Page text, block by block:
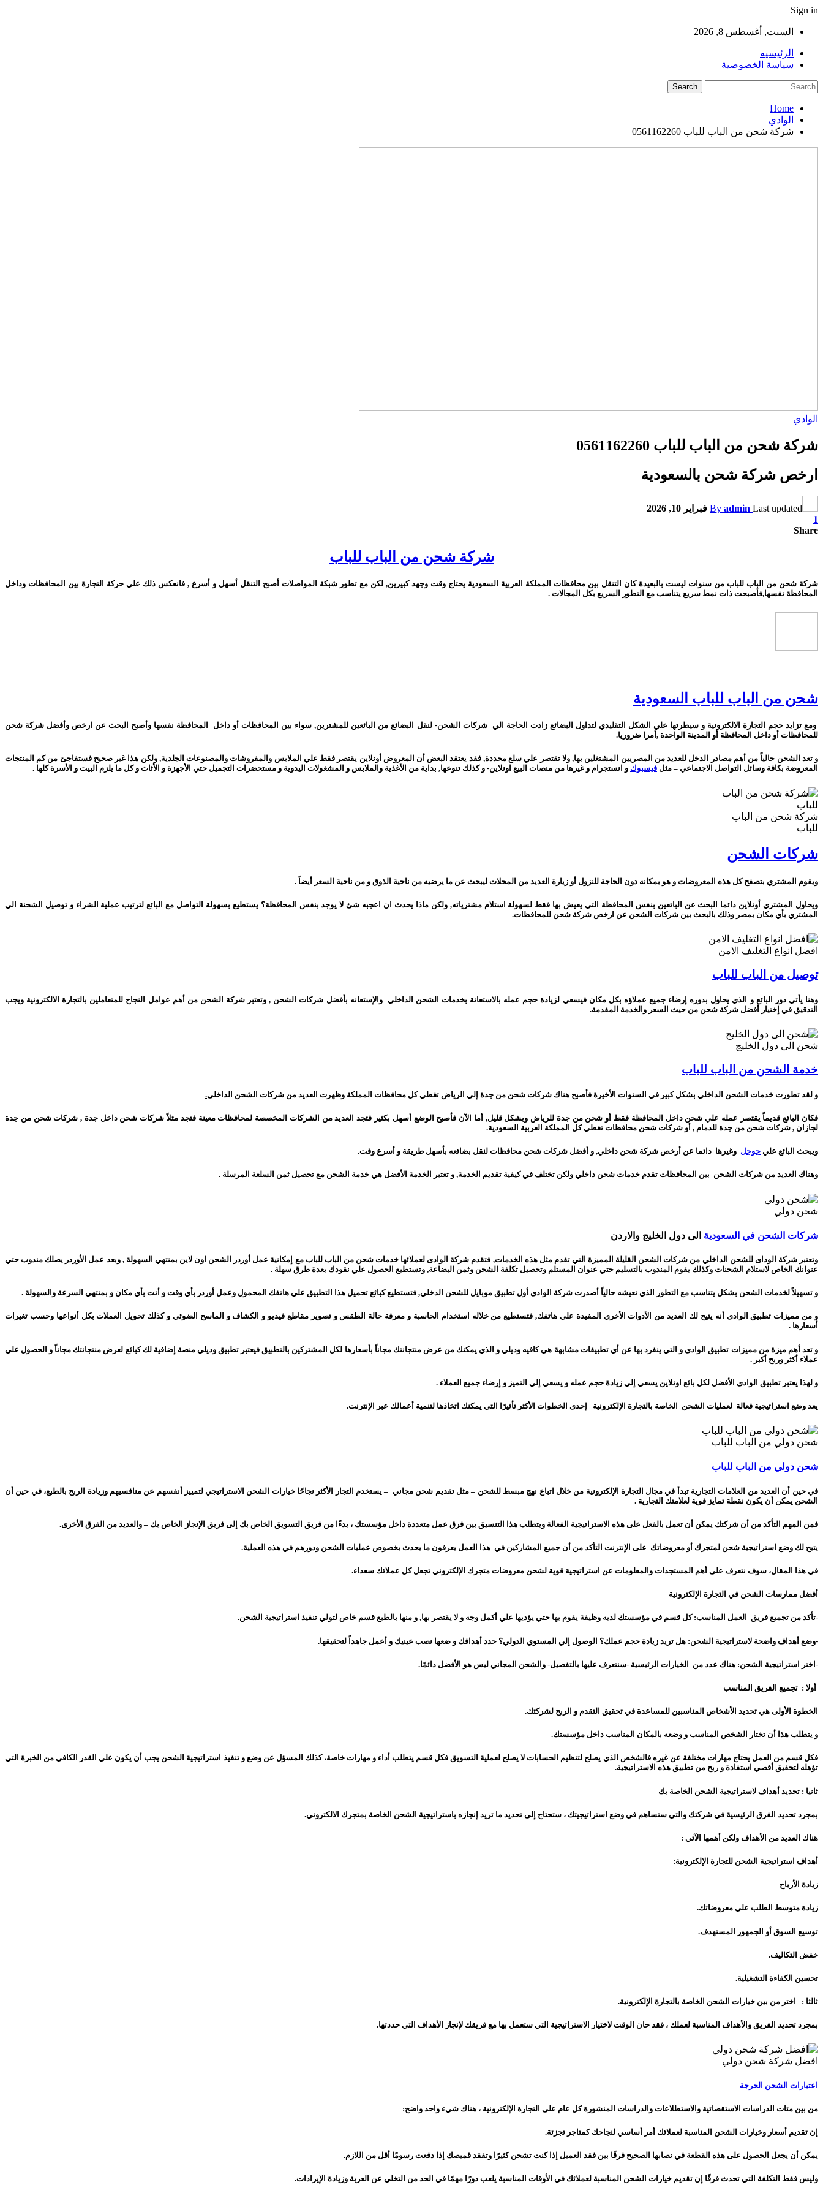
Sign in
السبت, أغسطس 8, 2026
الرئيسيه
سياسة الخصوصية
Home
الوادي
شركة شحن من الباب للباب 0561162260
الوادي
شركة شحن من الباب للباب 0561162260
ارخص شركة شحن بالسعودية
By admin Last updated
فبراير 10, 2026
1
Share
شركة شحن من الباب للباب
شركة شحن من الباب للباب من سنوات ليست بالبعيدة كان التنقل بين محافظات المملكة العربية السعودية يحتاج وقت وجهد كبيرين, لكن مع تطور شبكة المواصلات أصبح التنقل أسهل و أسرع , فانعكس ذلك علي حركة التجارة بين المحافظات وداخل
المحافظة نفسها,فأصبحت ذات نمط سريع يتناسب مع التطور السريع بكل المجالات .
شحن من الباب للباب السعودية
ومع تزايد حجم التجارة الالكترونية و سيطرتها علي الشكل التقليدي لتداول البضائع زادت الحاجة الي شركات الشحن- لنقل البضائع من البائعين للمشترين, سواء بين المحافظات أو داخل المحافظة نفسها وأصبح البحث عن ارخص وأفضل شركة شحن
للمحافظات أو داخل المحافظة أو المدينة الواحدة ,أمرا ضروريا.
و تعد الشحن حالياً من أهم مصادر الدخل للعديد من المصريين المشتغلين بها, ولا تقتصر علي سلع محددة, فقد يعتقد البعض أن المعروض أونلاين يقتصر فقط علي الملابس والمفروشات والمصنوعات الجلدية, ولكن هذا غير صحيح فستفاجئ من كم المنتجات
المعروضة بكافة وسائل التواصل الاجتماعي – مثل فيسبوك و انستجرام و غيرها من منصات البيع اونلاين- و كذلك تنوعها, بداية من الأغذية والملابس و المشغولات اليدوية و مستحضرات التجميل حتي الأجهزة و الأثاث و كل ما يلزم البيت و الأسرة كلها .
شركة شحن من الباب
للباب
شركات الشحن
ويقوم المشتري بتصفح كل هذه المعروضات و هو بمكانه دون الحاجة للنزول أو زيارة العديد من المحلات ليبحث عن ما يرضيه من ناحية الذوق و من ناحية السعر أيضاً .
ويحاول المشتري أونلاين دائما البحث عن البائعين بنفس المحافظة التي يعيش بها فقط لسهولة استلام مشترياته, ولكن ماذا يحدث ان اعجبه شئ لا يوجد بنفس المحافظة؟ يستطيع بسهولة التواصل مع البائع لترتيب عملية الشراء و توصيل الشحنة الي
المشتري بأي مكان بمصر وذلك بالبحث بين شركات الشحن عن ارخص شركة شحن للمحافظات.
افضل انواع التغليف الامن
توصيل من الباب للباب
وهنا يأتي دور البائع و الذي يحاول بدوره إرضاء جميع عملاؤه بكل مكان فيسعي لزيادة حجم عمله بالاستعانة بخدمات الشحن الداخلي والإستعانه بأفضل شركات الشحن , وتعتبر شركة الشحن من أهم عوامل النجاح للمتعاملين بالتجارة الالكترونية ويجب
التدقيق في إختيار أفضل شركة شحن من حيث السعر والخدمة المقدمة.
شحن الى دول الخليج
خدمة الشحن من الباب للباب
و لقد تطورت خدمات الشحن الداخلي بشكل كبير في السنوات الأخيرة فأصبح هناك شركات شحن من جدة إلي الرياض تغطي كل محافظات المملكة وظهرت العديد من شركات الشحن الداخلى.
فكان البائع قديماً يقتصر عمله علي شحن داخل المحافظة فقط أو شحن من جدة للرياض وبشكل قليل, أما الآن فأصبح الوضع أسهل بكثير فتجد العديد من الشركات المخصصة لمحافظات معينة فتجد مثلاً شركات شحن داخل جدة , شركات شحن من جدة
لجازان , شركات شحن من جدة للدمام , أو شركات شحن محافظات تغطي كل المملكة العربية السعودية.
ويبحث البائع علي جوجل وغيرها دائما عن أرخص شركة شحن داخلي, و أفضل شركات شحن محافظات لنقل بضائعه بأسهل طريقة و أسرع وقت.
وهناك العديد من شركات الشحن بين المحافظات تقدم خدمات شحن داخلي ولكن تختلف في كيفية تقديم الخدمة, و تعتبر الخدمة الأفضل هي خدمة الشحن مع تحصيل ثمن السلعة المرسلة .
شحن دولي
شركات الشحن في السعودية الى دول الخليج والاردن
وتعتبر شركة الوداى للشحن الداخلي من شركات الشحن القليلة المميزة التي تقدم مثل هذه الخدمات, فتقدم شركة الوادى لعملائها خدمات شحن من الباب للباب مع إمكانية عمل أوردر الشحن اون لاين بمنتهي السهولة , وبعد عمل الأوردر يصلك مندوب حتي
عنوانك الخاص لاستلام الشحنات وكذلك يقوم المندوب بالتسليم حتي عنوان المستلم وتحصيل تكلفة الشحن وثمن البضاعة, وتستطيع الحصول علي نقودك بعدة طرق سهلة .
و تسهيلاً لخدمات الشحن بشكل يتناسب مع التطور الذي نعيشه حالياً أصدرت شركة الوادى أول تطبيق موبايل للشحن الدخلي, فتستطيع كبائع تحميل هذا التطبيق علي هاتفك المحمول وعمل أوردر بأي وقت و أنت بأي مكان و بمنتهي السرعة والسهولة .
و من مميزات تطبيق الوادى أنه يتيح لك العديد من الأدوات الأخري المفيدة علي هاتفك, فتستطيع من خلاله استخدام الحاسبة و معرفة حالة الطقس و تصوير مقاطع فيديو و الكشاف و الماسح الضوئي و كذلك تحويل العملات بكل أنواعها وحسب تغيرات
أسعارها .
و تعد أهم ميزة من مميزات تطبيق الوادى و التي ينفرد بها عن أي تطبيقات مشابهة هي كافيه وديلي و الذي يمكنك من عرض منتجانتك مجاناً بأسعارها لكل المشتركين بالتطبيق فيعتبر تطبيق وديلي منصة إضافية لك كبائع لعرض منتجانتك مجاناً و الحصول علي
عملاء أكثر وربح أكبر .
و لهذا يعتبر تطبيق الوادى الأفضل لكل بائع اونلاين يسعي إلي زيادة حجم عمله و يسعي إلي التميز و إرضاء جميع العملاء .
يعد وضع استراتيجية فعالة لعمليات الشحن الخاصة بالتجارة الإلكترونية إحدى الخطوات الأكثر تأثيرًا التي يمكنك اتخاذها لتنمية أعمالك عبر الإنترنت.
شحن دولي من الباب للباب
شحن دولي من الباب للباب
في حين أن العديد من العلامات التجارية تبدأ في مجال التجارة الإلكترونية من خلال اتباع نهج مبسط للشحن – مثل تقديم شحن مجاني – يستخدم التجار الأكثر نجاحًا خيارات الشحن الاستراتيجي لتمييز أنفسهم عن منافسيهم وزيادة الربح بالطبع، في حين أن
الشحن يمكن أن يكون نقطة تمايز قوية لعلامتك التجارية .
فمن المهم التأكد من أن شركتك يمكن أن تعمل بالفعل على هذه الاستراتيجية الفعالة ويتطلب هذا التنسيق بين فرق عمل متعددة داخل مؤسستك ، بدءًا من فريق التسويق الخاص بك إلى فريق الإنجاز الخاص بك – والعديد من الفرق الأخرى.
يتيح لك وضع استراتيجية شحن لمتجرك أو معروضاتك على الإنترنت التأكد من أن جميع المشاركين في هذا العمل يعرفون ما يحدث بخصوص عمليات الشحن ودورهم في هذه العملية.
في هذا المقال، سوف نتعرف على أهم المستجدات والمعلومات عن استراتيجية قوية لشحن معروضات متجرك الإلكتروني تجعل كل عملائك سعداء.
أفضل ممارسات الشحن في التجارة الإلكترونية
-تأكد من تجميع فريق العمل المناسب: كل قسم في مؤسستك لديه وظيفة يقوم بها حتي يؤديها علي أكمل وجه و لا يقتصر بها, و منها بالطبع قسم خاص لتولي تنفيذ استراتيجية الشحن.
-وضع أهداف واضحة لاستراتيجية الشحن: هل تريد زيادة حجم عملك؟ الوصول إلي المستوي الدولي؟ حدد أهدافك و ضعها نصب عينيك و أعمل جاهداً لتحقيقها.
-اختر استراتيجية الشحن: هناك عدد من الخيارات الرئيسية -سنتعرف عليها بالتفصيل- والشحن المجاني ليس هو الأفضل دائمًا.
أولا : تجميع الفريق المناسب
الخطوة الأولى هي تحديد الأشخاص المناسبين للمساعدة في تحقيق التقدم و الربح لشركتك.
و يتطلب هذا أن تختار الشخص المناسب و وضعه بالمكان المناسب داخل مؤسستك.
فكل قسم من العمل يحتاج مهارات مختلفة عن غيره فالشخص الذي يصلح لتنظيم الحسابات لا يصلح لعملية التسويق فكل قسم يتطلب أداء و مهارات خاصة، كذلك المسؤل عن وضع و تنفيذ استراتيجية الشحن يجب أن يكون علي القدر الكافي من الخبرة التي
تؤهله لتحقيق أقصي استفادة و ربح من تطبيق هذه الاستراتيجية.
ثانيا : تحديد أهداف لاستراتيجية الشحن الخاصة بك
بمجرد تحديد الفرق الرئيسية في شركتك والتي ستساهم في وضع استراتيجيتك ، ستحتاج إلى تحديد ما تريد إنجازه باستراتيجية الشحن الخاصة بمتجرك الالكتروني.
هناك العديد من الأهداف ولكن أهمها الآتي :
أهداف استراتيجية الشحن للتجارة الإلكترونية:
زيادة الأرباح
زيادة متوسط الطلب علي معروضاتك.
توسيع السوق أو الجمهور المستهدف.
خفض التكاليف.
تحسين الكفاءة التشغيلية.
ثالثا : اختر من بين خيارات الشحن الخاصة بالتجارة الإلكترونية.
بمجرد تحديد الفريق والأهداف المناسبة لعملك ، فقد حان الوقت لاختيار الاستراتيجية التي ستعمل بها مع فريقك لإنجاز الأهداف التي حددتها.
افضل شركة شحن دولي
اعتبارات الشحن الحرجة
من بين مئات الدراسات الاستقصائية والاستطلاعات والدراسات المنشورة كل عام على التجارة الإلكترونية ، هناك شيء واحد واضح:
إن تقديم أسعار وخيارات الشحن المناسبة لعملائك أمر أساسي لنجاحك كمتاجر تجزئة.
يمكن أن يجعل الحصول على هذه القطعة في نصابها الصحيح فرقًا بين فقد العميل إذا كنت تشحن كثيرًا وتفقد قميصك إذا دفعت رسومًا أقل من اللازم.
وليس فقط التكلفة التي تحدث فرقًا إن تقديم خيارات الشحن المناسبة لعملائك في الأوقات المناسبة يلعب دورًا مهمًا في الحد من التخلي عن العربة وزيادة الإيرادات.